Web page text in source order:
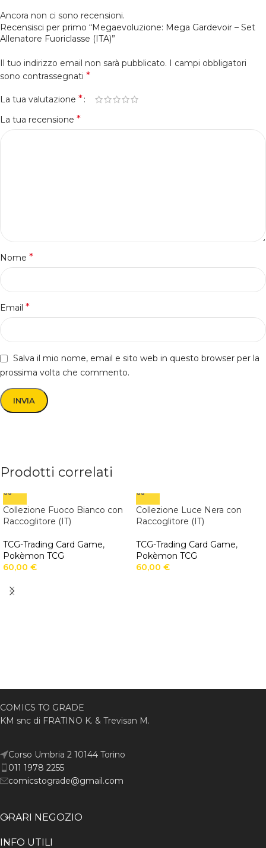
Ancora non ci sono recensioni.
Recensisci per primo “Megaevoluzione: Mega Gardevoir – Set
Allenatore Fuoriclasse (ITA)”
Il tuo indirizzo email non sarà pubblicato. I campi obbligatori
sono contrassegnati *
La tua valutazione *
La tua recensione *
Nome *
Email *
Salva il mio nome, email e sito web in questo browser per la
prossima volta che commento.
Prodotti correlati
Collezione Fuoco Bianco con
Raccoglitore (IT)
TCG-Trading Card Game,
Pokèmon TCG
60,00 €
Collezione Luce Nera con
Raccoglitore (IT)
TCG-Trading Card Game,
Pokèmon TCG
60,00 €
COMICS TO GRADE
KM snc di FRATINO K. & Trevisan M.
Corso Umbria 2 10144 Torino
011 1978 2255
comicstograde@gmail.com
ORARI NEGOZIO
INFO UTILI